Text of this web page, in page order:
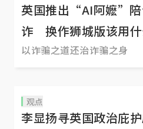
英国推出“AI阿嬷”陪
诈 换作狮城版该用什
以诈骗之道还治诈骗之身
观点
李显扬寻英国政治庇